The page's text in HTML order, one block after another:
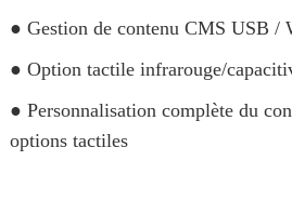
● Gestion de contenu CMS USB /
● Option tactile infrarouge/
● Personnalisation complète du
options tactiles